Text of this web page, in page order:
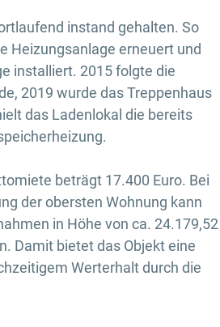
instand gehalten. So
Heizungsanlage erneuert und
installiert. 2015 folgte die
2019 wurde das Treppenhaus
das Ladenlokal die bereits
beträgt 17.400 Euro. Bei
der obersten Wohnung kann
in Höhe von ca. 24.179,52
Damit bietet das Objekt eine
Werterhalt durch die